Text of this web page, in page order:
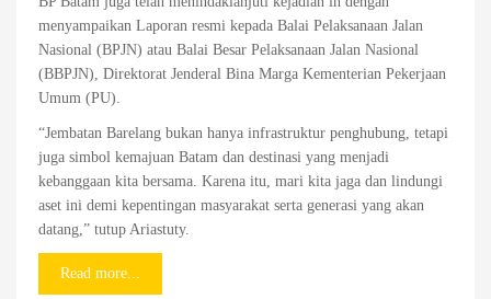
menyampaikan Laporan resmi kepada Balai Pelaksanaan Jalan
Nasional (BPJN) atau Balai Besar Pelaksanaan Jalan Nasional
(BBPJN), Direktorat Jenderal Bina Marga Kementerian Pekerjaan
Umum (PU).
“Jembatan Barelang bukan hanya infrastruktur penghubung, tetapi
juga simbol kemajuan Batam dan destinasi yang menjadi
kebanggaan kita bersama. Karena itu, mari kita jaga dan lindungi
aset ini demi kepentingan masyarakat serta generasi yang akan
datang,” tutup Ariastuty.
Read more...